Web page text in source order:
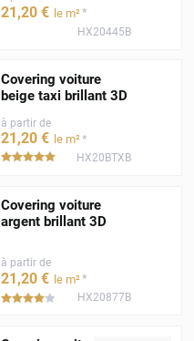
21,20 € le m²*
HX20445B
Covering voiture
beige taxi brillant 3D
à partir de
21,20 € le m²*
*****HX20BTXB
Covering voiture
argent brillant 3D
à partir de
21,20 € le m²*
***** HX20877B